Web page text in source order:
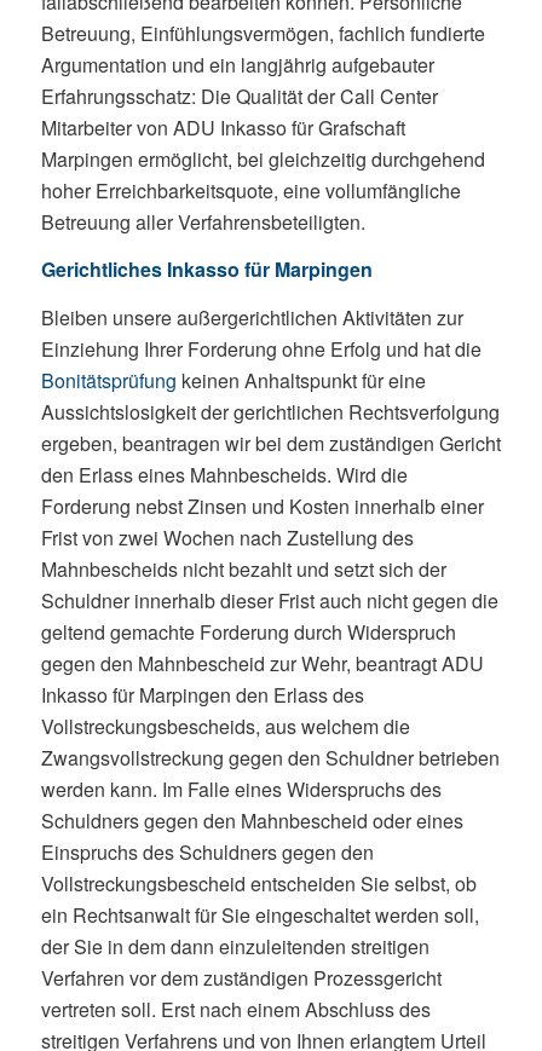
Betreuung, Einfühlungsvermögen, fachlich fundierte
Argumentation und ein langjährig aufgebauter
Erfahrungsschatz: Die Qualität der Call Center
Mitarbeiter von ADU Inkasso für Grafschaft
Marpingen ermöglicht, bei gleichzeitig durchgehend
hoher Erreichbarkeitsquote, eine vollumfängliche
Betreuung aller Verfahrensbeteiligten.
Gerichtliches Inkasso für Marpingen
Bleiben unsere außergerichtlichen Aktivitäten zur
Einziehung Ihrer Forderung ohne Erfolg und hat die
Bonitätsprüfung keinen Anhaltspunkt für eine
Aussichtslosigkeit der gerichtlichen Rechtsverfolgung
ergeben, beantragen wir bei dem zuständigen Gericht
den Erlass eines Mahnbescheids. Wird die
Forderung nebst Zinsen und Kosten innerhalb einer
Frist von zwei Wochen nach Zustellung des
Mahnbescheids nicht bezahlt und setzt sich der
Schuldner innerhalb dieser Frist auch nicht gegen die
geltend gemachte Forderung durch Widerspruch
gegen den Mahnbescheid zur Wehr, beantragt ADU
Inkasso für Marpingen den Erlass des
Vollstreckungsbescheids, aus welchem die
Zwangsvollstreckung gegen den Schuldner betrieben
werden kann. Im Falle eines Widerspruchs des
Schuldners gegen den Mahnbescheid oder eines
Einspruchs des Schuldners gegen den
Vollstreckungsbescheid entscheiden Sie selbst, ob
ein Rechtsanwalt für Sie eingeschaltet werden soll,
der Sie in dem dann einzuleitenden streitigen
Verfahren vor dem zuständigen Prozessgericht
vertreten soll. Erst nach einem Abschluss des
streitigen Verfahrens und von Ihnen erlangtem Urteil